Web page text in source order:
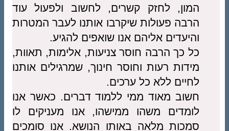
המון, לחזק קשרים, לחשוב ולפעול עוד
הרבה פעולות שיקרבו אותנו לעבר המטרות
והיעדים אליהם אנו שואפים להגיע.
כל כך הרבה חוסר צניעות, אלימות, תאוות,
מידות רעות וחוסר חינוך, שמרגילים אותנו
לחיים ללא כל ערכים.
חשוב מאוד ממי ללמוד דברים. כאשר אנו
לומדים משהו ממישהו, אנו מעניקים לו
סמכות מלאה באותו הנושא. אנו סומכים